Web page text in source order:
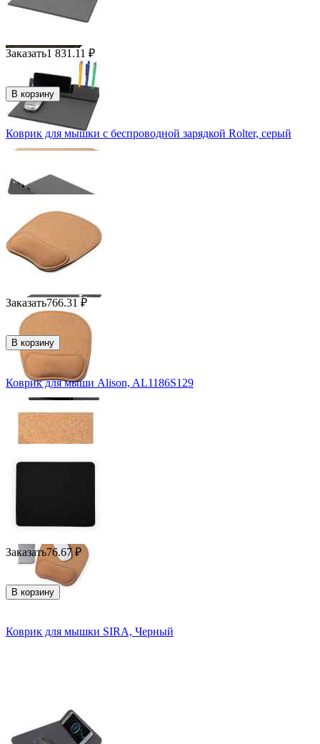
Заказать1 831.11 ₽
В корзину
Коврик для мышки с беспроводной зарядкой Rolter, серый
Заказать766.31 ₽
В корзину
Коврик для мыши Alison, AL1186S129
Заказать76.67 ₽
В корзину
Коврик для мышки SIRA, Черный